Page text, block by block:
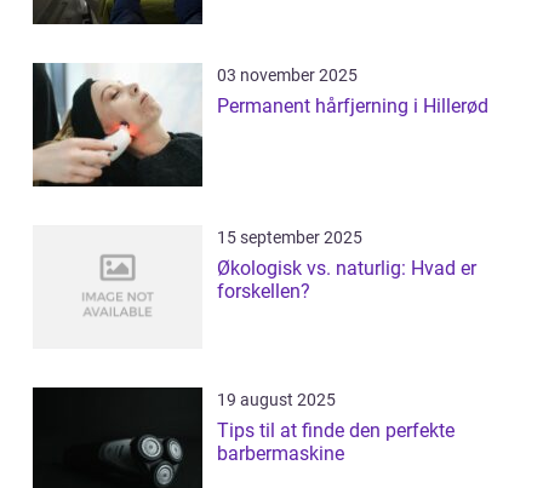
03 november 2025
Permanent hårfjerning i Hillerød
15 september 2025
Økologisk vs. naturlig: Hvad er
forskellen?
19 august 2025
Tips til at finde den perfekte
barbermaskine